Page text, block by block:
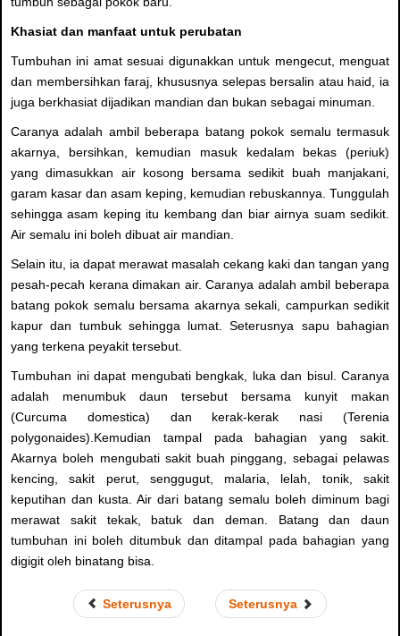
Khasiat dan manfaat untuk perubatan
Tumbuhan ini amat sesuai digunakkan untuk mengecut, menguat
dan membersihkan faraj, khususnya selepas bersalin atau haid, ia
juga berkhasiat dijadikan mandian dan bukan sebagai minuman.
Caranya adalah ambil beberapa batang pokok semalu termasuk
akarnya, bersihkan, kemudian masuk kedalam bekas (periuk)
yang dimasukkan air kosong bersama sedikit buah manjakani,
garam kasar dan asam keping, kemudian rebuskannya. Tunggulah
sehingga asam keping itu kembang dan biar airnya suam sedikit.
Air semalu ini boleh dibuat air mandian.
Selain itu, ia dapat merawat masalah cekang kaki dan tangan yang
pesah-pecah kerana dimakan air. Caranya adalah ambil beberapa
batang pokok semalu bersama akarnya sekali, campurkan sedikit
kapur dan tumbuk sehingga lumat. Seterusnya sapu bahagian
yang terkena peyakit tersebut.
Tumbuhan ini dapat mengubati bengkak, luka dan bisul. Caranya
adalah menumbuk daun tersebut bersama kunyit makan
(Curcuma domestica) dan kerak-kerak nasi (Terenia
polygonaides).Kemudian tampal pada bahagian yang sakit.
Akarnya boleh mengubati sakit buah pinggang, sebagai pelawas
kencing, sakit perut, senggugut, malaria, lelah, tonik, sakit
keputihan dan kusta. Air dari batang semalu boleh diminum bagi
merawat sakit tekak, batuk dan deman. Batang dan daun
tumbuhan ini boleh ditumbuk dan ditampal pada bahagian yang
digigit oleh binatang bisa.
Seterusnya Seterusnya